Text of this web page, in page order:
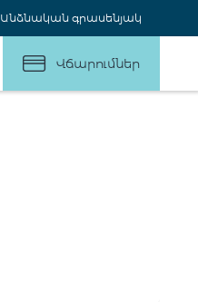
Անձնական գրասենյակ
Վճարումներ